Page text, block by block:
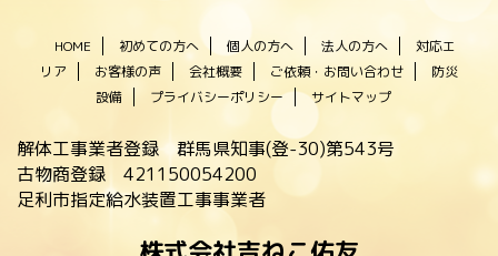
HOME 初めての方へ 個人の方へ 法人の方へ
対応エ
リア
お客様の声 会社概要 ご依頼・お問い合わせ
防災
設備
プライバシーポリシー サイトマップ
解体工事業者登録 群馬県知事(登-30)第543号
古物商登録 421150054200
足利市指定給水装置工事事業者